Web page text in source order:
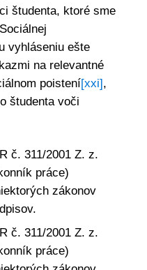
študenta, ktoré sme
vyhláseniu ešte
na relevantné
poistení[xxi],
študenta voči
č. 311/2001 Z. z.
práce)
zákonov
č. 311/2001 Z. z.
práce)